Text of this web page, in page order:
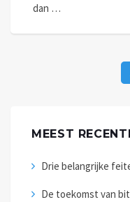
dan …
MEEST
Drie belangrijke
De toekomst van